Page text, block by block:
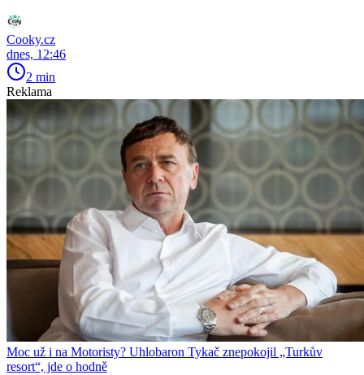
Cooky.cz
dnes, 12:46
2 min
Reklama
Moc už i na Motoristy? Uhlobaron Tykač znepokojil „Turkův
resort“, jde o hodně